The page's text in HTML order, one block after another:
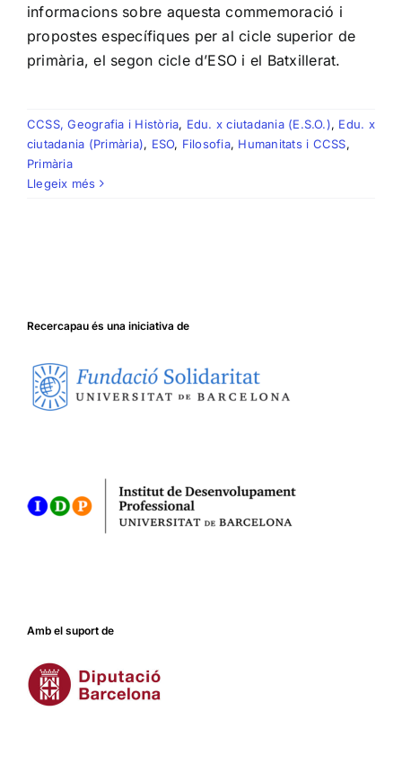
informacions sobre aquesta commemoració i
propostes específiques per al cicle superior de
primària, el segon cicle d’ESO i el Batxillerat.
CCSS, Geografia i Història, Edu. x ciutadania (E.S.O.), Edu. x
ciutadania (Primària), ESO, Filosofia, Humanitats i CCSS,
Primària
Llegeix més
Recercapau és una iniciativa de
Amb el suport de